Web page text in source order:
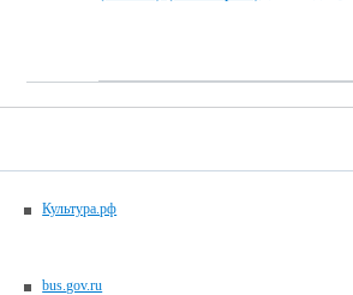
Культура.рф
bus.gov.ru